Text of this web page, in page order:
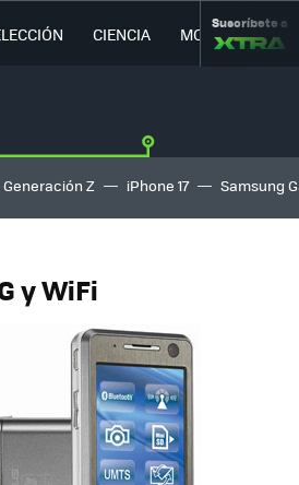
CIENCIA MOVILIDAD
Suscríbete a
Generación Z iPhone 17 Samsung
y WiFi